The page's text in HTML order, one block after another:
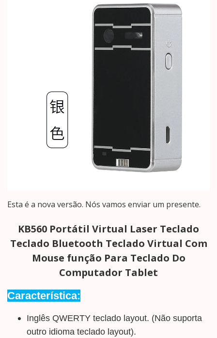
Esta é a nova versão. Nós vamos enviar um presente.
KB560 Portátil Virtual Laser Teclado
Teclado Bluetooth Teclado Virtual Com
Mouse função Para Teclado Do
Computador Tablet
Característica:
Inglês QWERTY teclado layout. (Não suporta
outro idioma teclado layout).